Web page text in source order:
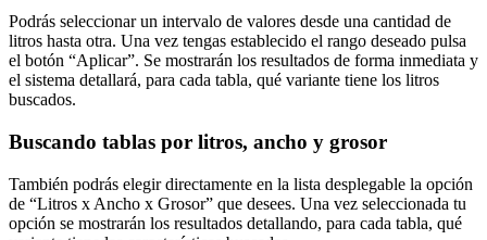
Podrás seleccionar un intervalo de valores desde una cantidad de
litros hasta otra. Una vez tengas establecido el rango deseado pulsa
el botón
Aplicar . Se mostrarán los resultados de forma inmediata y
el sistema detallará, para cada tabla, qué variante tiene los litros
buscados.
Buscando tablas por litros, ancho y grosor
También podrás elegir directamente en la lista desplegable la opción
de
Litros x Ancho x Grosor
que desees. Una vez seleccionada tu
opción se mostrarán los resultados detallando, para cada tabla, qué